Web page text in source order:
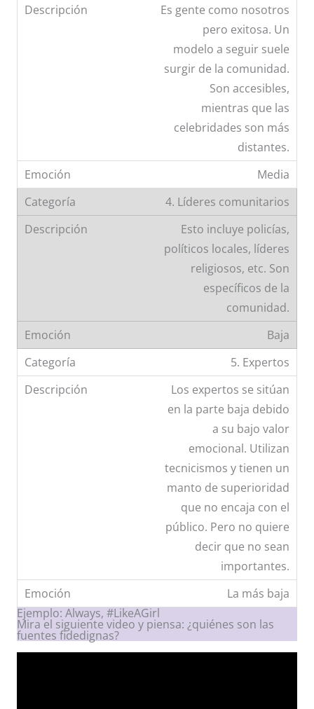
Es gente como nosotros
pero exitosa. Un
modelo a seguir suele
surgir de la comunidad.
Son accesibles,
mientras que las
celebridades son más
distantes.
Media
4. Líderes comunitarios
Esto incluye policías,
políticos locales, líderes
religiosos, etc. Son
específicos de la
comunidad.
Baja
5. Expertos
Los expertos se sitúan
en la parte baja debido
a su bajo valor
emocional. Utilizan
tecnicismos y tienen un
manto de superioridad
que no encaja con el
público. Pero no quiere
decir que no sean
importantes.
La más baja
Ejemplo: Always, #LikeAGirl
Mira el siguiente video y piensa: ¿quiénes son las
fuentes fidedignas?